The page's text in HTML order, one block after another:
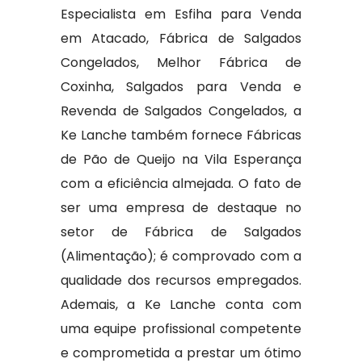
Especialista em Esfiha para Venda
em Atacado, Fábrica de Salgados
Congelados, Melhor Fábrica de
Coxinha, Salgados para Venda e
Revenda de Salgados Congelados, a
Ke Lanche também fornece Fábricas
de Pão de Queijo na Vila Esperança
com a eficiência almejada. O fato de
ser uma empresa de destaque no
setor de Fábrica de Salgados
(Alimentação); é comprovado com a
qualidade dos recursos empregados.
Ademais, a Ke Lanche conta com
uma equipe profissional competente
e comprometida a prestar um ótimo